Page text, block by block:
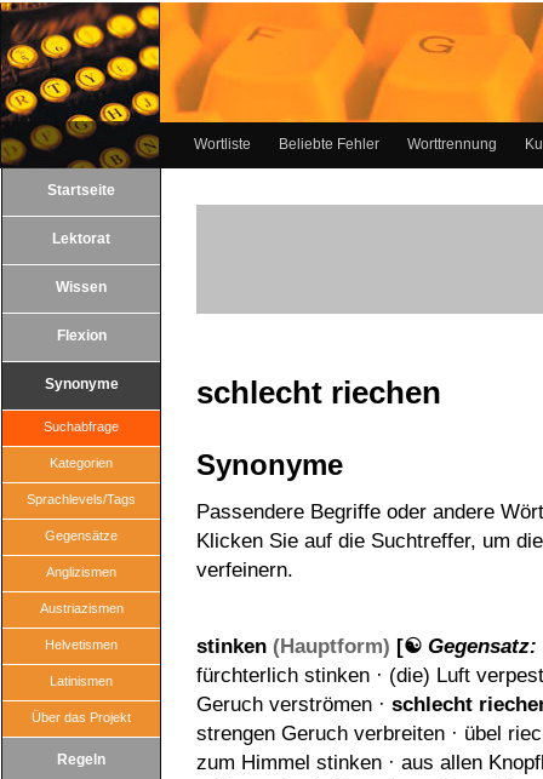
Wortliste Beliebte Fehler Worttrennung
Startseite
Lektorat
Wissen
Flexion
Synonyme
Suchabfrage
Kategorien
Sprachlevels/Tags
Gegensätze
Anglizismen
Austriazismen
Helvetismen
Latinismen
Über das Projekt
Regeln
schlecht riechen
Synonyme
Passendere Begriffe oder andere
Klicken Sie auf die Suchtreffer, um
verfeinern.
stinken (Hauptform) [☯ Gegensatz:
fürchterlich stinken · (die) Luft
Geruch verströmen · schlecht
strengen Geruch verbreiten · übel
zum Himmel stinken · aus allen